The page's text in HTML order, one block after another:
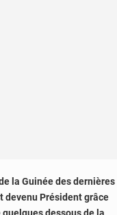
la Guinée des dernières
devenu Président grâce